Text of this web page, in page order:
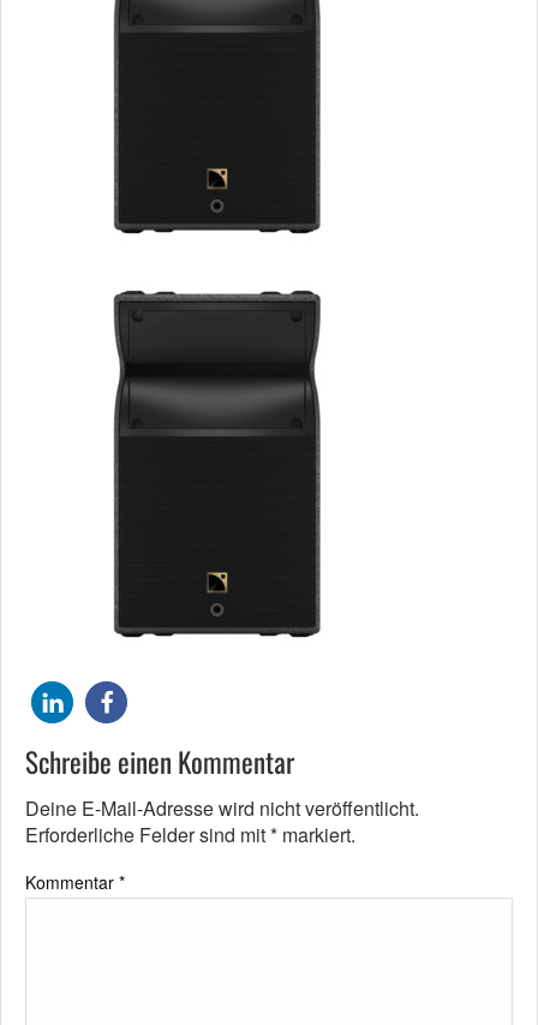
Schreibe einen Kommentar
Deine E-Mail-Adresse wird nicht veröffentlicht.
Erforderliche Felder sind mit* markiert.
Kommentar *